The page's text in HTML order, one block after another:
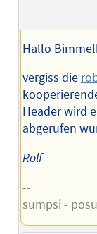
Hallo
vergiss die
Header wird
abgerufen
Rolf
--
sumpsi -